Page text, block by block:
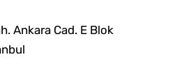
Ankara Cad. E Blok